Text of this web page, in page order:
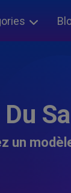
Du
un